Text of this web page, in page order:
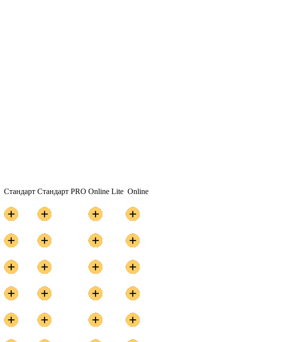
Стандарт Стандарт PRO Online Lite Online